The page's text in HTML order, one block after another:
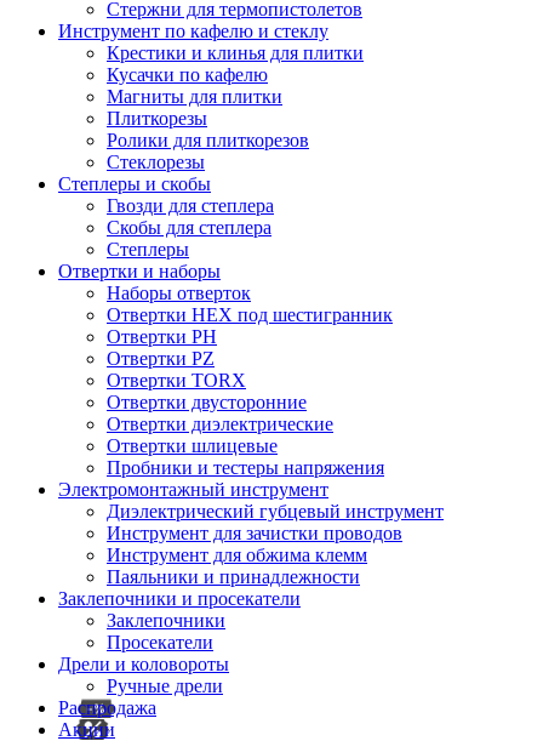
Стержни для термопистолетов
Инструмент по кафелю и стеклу
Крестики и клинья для плитки
Кусачки по кафелю
Магниты для плитки
Плиткорезы
Ролики для плиткорезов
Стеклорезы
Степлеры и скобы
Гвозди для степлера
Скобы для степлера
Степлеры
Отвертки и наборы
Наборы отверток
Отвертки HEX под шестигранник
Отвертки PH
Отвертки PZ
Отвертки TORX
Отвертки двусторонние
Отвертки диэлектрические
Отвертки шлицевые
Пробники и тестеры напряжения
Электромонтажный инструмент
Диэлектрический губцевый инструмент
Инструмент для зачистки проводов
Инструмент для обжима клемм
Паяльники и принадлежности
Заклепочники и просекатели
Заклепочники
Просекатели
Дрели и коловороты
Ручные дрели
Распродажа
Акции